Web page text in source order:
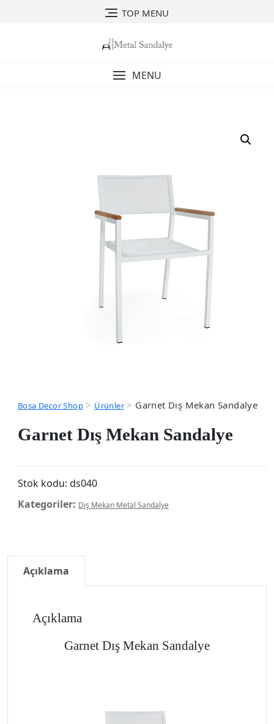
TOP MENU
MENU
Bosa Decor Shop> Ürünler> Garnet Dış Mekan Sandalye
Garnet Dış Mekan Sandalye
Stok kodu: ds040
Kategoriler: Dış Mekan Metal Sandalye
Açıklama
Açıklama
Garnet Dış Mekan Sandalye